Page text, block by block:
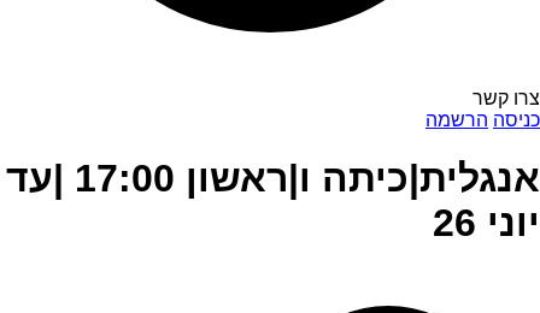
צרו קשר
כניסה הרשמה
אנגלית|כיתה ו|ראשון 17:00 |עד
יוני 26